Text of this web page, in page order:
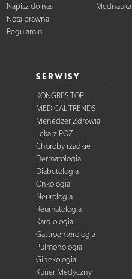
Napisz do nas
Nota prawna
Regulamin
Mednauka
SERWISY
KONGRES TOP
MEDICAL TRENDS
Menedżer Zdrowia
Lekarz POZ
Choroby rzadkie
Dermatologia
Diabetologia
Onkologia
Neurologia
Reumatologia
Kardiologia
Gastroenterologia
Pulmonologia
Ginekologia
Kurier Medyczny